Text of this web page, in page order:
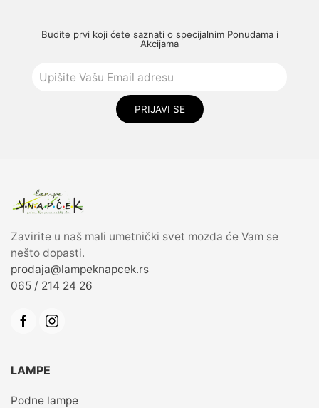
Budite prvi koji ćete saznati o specijalnim Ponudama i
Akcijama
PRIJAVI SE
Zavirite u naš mali umetnički svet mozda će Vam se
nešto dopasti.
prodaja@lampeknapcek.rs
065 / 214 24 26
LAMPE
Podne lampe